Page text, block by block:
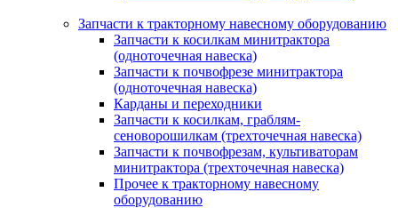
Запчасти к тракторному навесному оборудованию
Запчасти к косилкам минитрактора
(одноточечная навеска)
Запчасти к почвофрезе минитрактора
(одноточечная навеска)
Карданы и переходники
Запчасти к косилкам, граблям-
сеноворошилкам (трехточечная навеска)
Запчасти к почвофрезам, культиваторам
минитрактора (трехточечная навеска)
Прочее к тракторному навесному
оборудованию